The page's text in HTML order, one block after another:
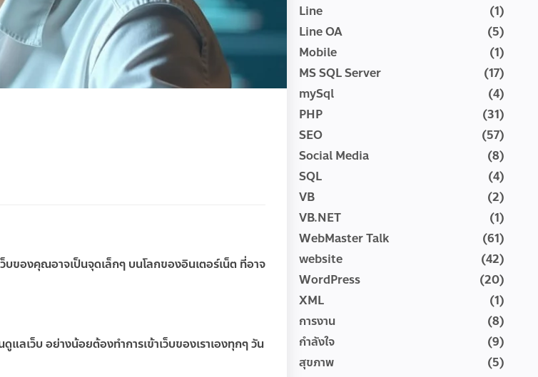
ของคุณอาจเป็นจุดเล็กๆ บนโลกของอินเตอร์เน็ต ที่อาจ
แลเว็บ อย่างน้อยต้องทำการเข้าเว็บของเราเองทุกๆ วัน
Line
(1)
Line OA
(5)
Mobile
(1)
MS SQL Server
(17)
mySql
(4)
PHP
(31)
SEO
(57)
Social Media
(8)
SQL
(4)
VB
(2)
VB.NET
(1)
WebMaster Talk
(61)
website
(42)
WordPress
(20)
XML
(1)
การงาน
(8)
กำลังใจ
(9)
สุขภาพ
(5)